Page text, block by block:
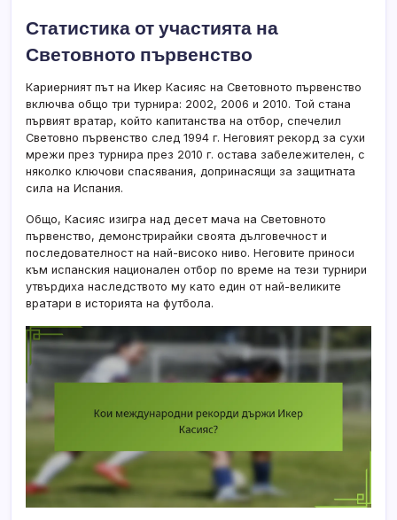
Статистика от участията на
Световното първенство
Кариерният път на Икер Касияс на Световното първенство
включва общо три турнира: 2002, 2006 и 2010. Той стана
първият вратар, който капитанства на отбор, спечелил
Световно първенство след 1994 г. Неговият рекорд за сухи
мрежи през турнира през 2010 г. остава забележителен, с
няколко ключови спасявания, допринасящи за защитната
сила на Испания.
Общо, Касияс изигра над десет мача на Световното
първенство, демонстрирайки своята дълговечност и
последователност на най-високо ниво. Неговите приноси
към испанския национален отбор по време на тези турнири
утвърдиха наследството му като един от най-великите
вратари в историята на футбола.